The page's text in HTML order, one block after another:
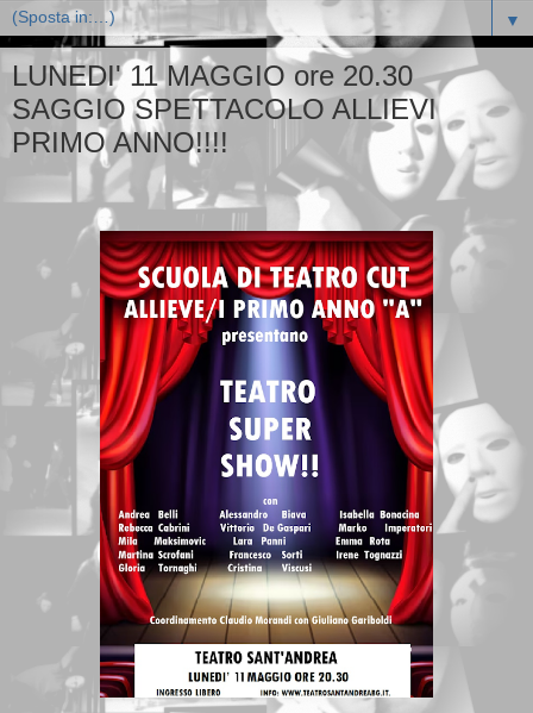
▼
LUNEDI' 11 MAGGIO ore 20.30
SAGGIO SPETTACOLO ALLIEVI
PRIMO ANNO!!!!